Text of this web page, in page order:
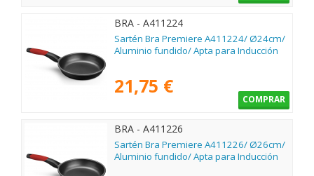
BRA - A411224
Sartén Bra Premiere A411224/ Ø24cm/
Aluminio fundido/ Apta para Inducción
21,75 €
COMPRAR
BRA - A411226
Sartén Bra Premiere A411226/ Ø26cm/
Aluminio fundido/ Apta para Inducción